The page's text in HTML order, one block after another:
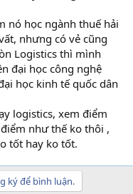
nó học ngành thuế hải
nhưng có vẻ cũng
Logistics thì mình
đại học công nghệ
học kinh tế quốc dân
logistics, xem điểm
như thế ko thôi ,
tốt hay ko tốt.
ký để bình luận.